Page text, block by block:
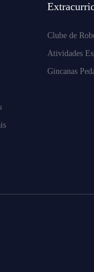
Clube de
Atividades
Gincanas